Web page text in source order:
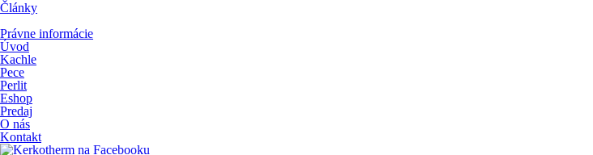
Články
Právne informácie
Úvod
Kachle
Pece
Perlit
Eshop
Predaj
O nás
Kontakt